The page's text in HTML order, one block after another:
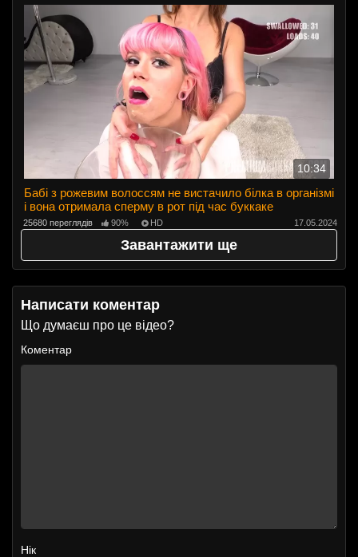
10:34
Бабі з рожевим волоссям не вистачило білка в організмі
і вона отримала сперму в рот під час буккаке
25680 переглядів 90% HD 17.05.2024
Завантажити ще
Написати коментар
Що думаєш про це відео?
Коментар
Нік